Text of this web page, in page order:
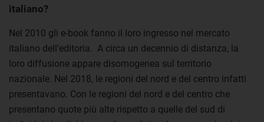
italiano?
Nel 2010 gli e-book fanno il loro ingresso nel mercato
italiano dell'editoria. A circa un decennio di distanza, la
loro diffusione appare disomogenea sul territorio
nazionale. Nel 2018, le regioni del nord e del centro infatti
presentavano. Con le regioni del nord e del centro che
presentano quote più alte rispetto a quelle del sud di